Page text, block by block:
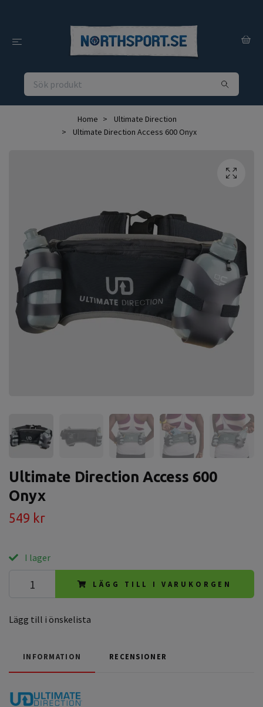
Home
Ultimate Direction
Ultimate Direction Access 600 Onyx
Ultimate Direction Access 600
Onyx
549 kr
I lager
LÄGG TILL I VARUKORGEN
Lägg till i önskelista
INFORMATION RECENSIONER